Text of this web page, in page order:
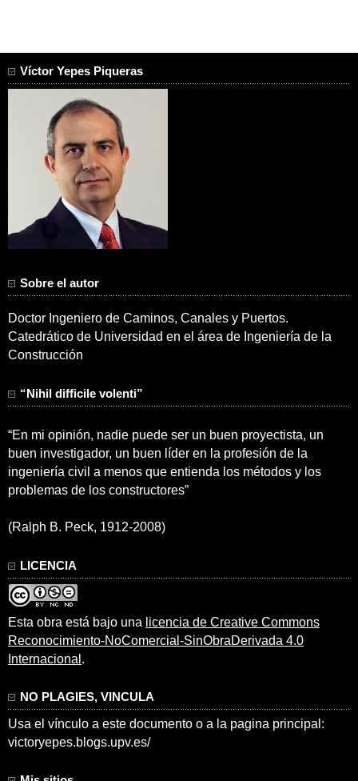
Víctor Yepes Piqueras
Sobre el autor
Doctor Ingeniero de Caminos, Canales y Puertos.
Catedrático de Universidad en el área de Ingeniería de la
Construcción
“Nihil difficile volenti”
“En mi opinión, nadie puede ser un buen proyectista, un
buen investigador, un buen líder en la profesión de la
ingeniería civil a menos que entienda los métodos y los
problemas de los constructores”
(Ralph B. Peck, 1912-2008)
LICENCIA
Esta obra está bajo una licencia de Creative Commons
Reconocimiento-NoComercial-SinObraDerivada 4.0
Internacional .
NO PLAGIES, VINCULA
Usa el vínculo a este documento o a la pagina principal:
victoryepes.blogs.upv.es/